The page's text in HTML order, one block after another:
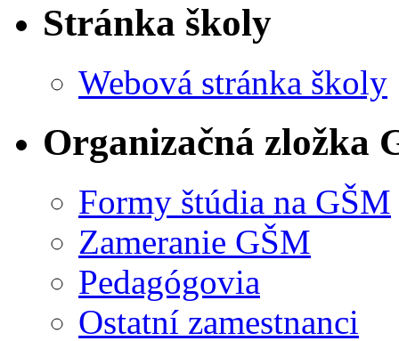
Stránka školy
Webová stránka školy
Organizačná zložka
Formy štúdia na GŠM
Zameranie GŠM
Pedagógovia
Ostatní zamestnanci